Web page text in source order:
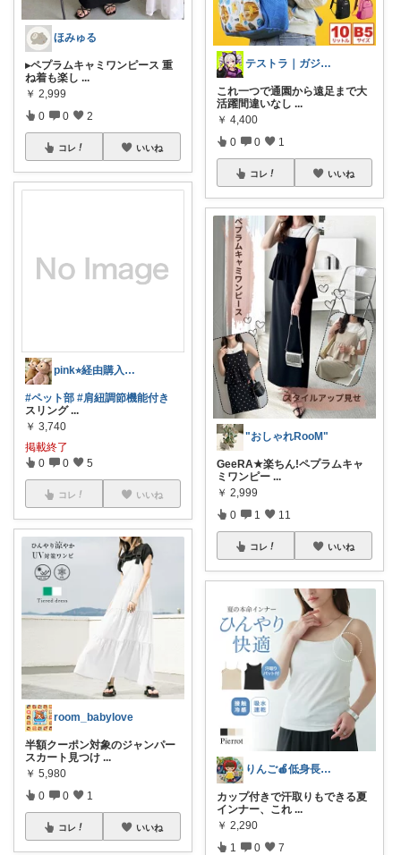
ほみゅる
▸ペプラムキャミワンピース 重
ね着も楽し ...
￥ 2,999
0 0 2
コレ いいね
pink⭐︎経由購入感謝です💓
#ペット部 #肩紐調節機能付き
スリング ...
￥ 3,740
掲載終了
0 0 5
コレ いいね
room_babylove
半額クーポン対象のジャンパー
スカート見つけ ...
￥ 5,980
0 0 1
コレ いいね
テストラ｜ガジェット・家電
これ一つで通園から遠足まで大
活躍間違いなし ...
￥ 4,400
0 0 1
コレ いいね
"おしゃれRooM"
GeeRA★楽ちん!ペプラムキャ
ミワンピー ...
￥ 2,999
0 1 11
コレ いいね
りんご🍎低身長ママ👖＆キッズアイテム
カップ付きで汗取りもできる夏
インナー、これ ...
￥ 2,290
1 0 7